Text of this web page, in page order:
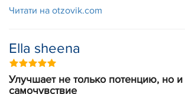
Читати на otzovik.com
Ella sheena
Улучшает не только потенцию, но
самочувствие